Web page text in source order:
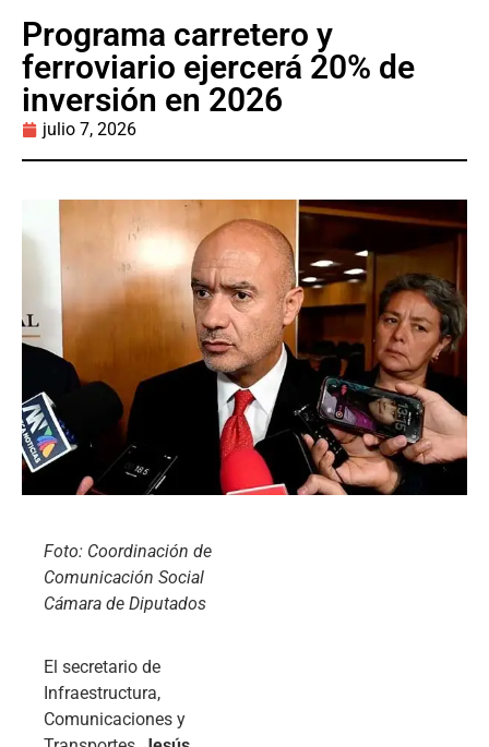
Programa carretero y
ferroviario ejercerá 20% de
inversión en 2026
julio 7, 2026
Foto: Coordinación de
Comunicación Social
Cámara de Diputados
El secretario de
Infraestructura,
Comunicaciones y